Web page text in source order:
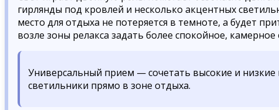
гирлянды под кровлей и несколько акцентных
место для отдыха не потеряется в темноте, а будет
возле зоны релакса задать более спокойное,
Универсальный прием — сочетать высокие и
светильники прямо в зоне отдыха.